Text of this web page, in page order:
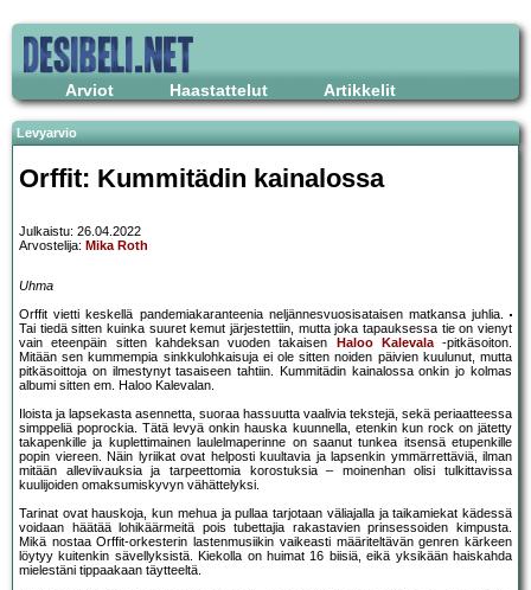
Arviot Haastattelut Artikkelit
Levyarvio
Orffit: Kummitädin kainalossa
Julkaistu: 26.04.2022
Arvostelija: Mika Roth
Uhma
Orffit vietti keskellä pandemiakaranteenia neljännesvuosisataisen matkansa juhlia.
Tai tiedä sitten kuinka suuret kemut järjestettiin, mutta joka tapauksessa tie on vienyt
vain eteenpäin sitten kahdeksan vuoden takaisen
Haloo Kalevala-pitkäsoiton.
Mitään sen kummempia sinkkulohkaisuja ei ole sitten noiden päivien kuulunut, mutta
pitkäsoittoja on ilmestynyt tasaiseen tahtiin. Kummitädin kainalossa onkin jo kolmas
albumi sitten em. Haloo Kalevalan.
Iloista ja lapsekasta asennetta, suoraa hassuutta vaalivia tekstejä, sekä periaatteessa
simppeliä poprockia. Tätä levyä onkin hauska kuunnella, etenkin kun rock on jätetty
takapenkille ja kuplettimainen laulelmaperinne on saanut tunkea itsensä etupenkille
popin viereen. Näin lyriikat ovat helposti kuultavia ja lapsenkin ymmärrettäviä, ilman
mitään alleviivauksia ja tarpeettomia korostuksia – moinenhan olisi tulkittavissa
kuulijoiden omaksumiskyvyn vähättelyksi.
Tarinat ovat hauskoja, kun mehua ja pullaa tarjotaan väliajalla ja taikamiekat kädessä
voidaan häätää lohikäärmeitä pois tubettajia rakastavien prinsessoiden kimpusta.
Mikä nostaa Orffit-orkesterin lastenmusiikin vaikeasti määriteltävän genren kärkeen
löytyy kuitenkin sävellyksistä. Kiekolla on huimat 16 biisiä, eikä yksikään haiskahda
mielestäni tippaakaan täytteeltä.